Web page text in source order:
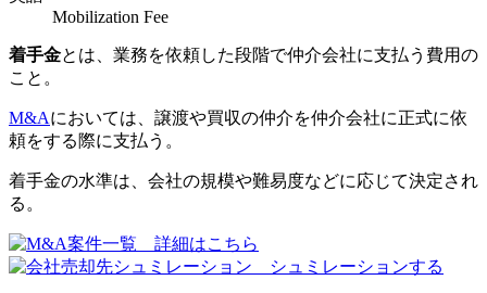
Mobilization Fee
着手金とは、業務を依頼した段階で仲介会社に支払う費用の
こと。
M&Aにおいては、譲渡や買収の仲介を仲介会社に正式に依
頼をする際に支払う。
着手金の水準は、会社の規模や難易度などに応じて決定され
る。